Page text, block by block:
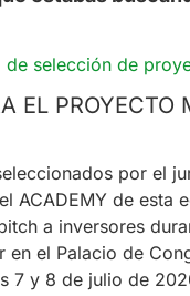
selección de
EL PROYECTO
por el
ACADEMY de esta
a inversores
en el Palacio de
7 y 8 de julio de